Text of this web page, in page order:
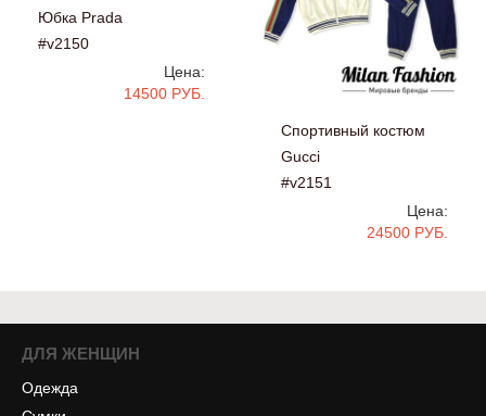
Юбка Prada
#v2150
Цена:
14500 РУБ.
Спортивный костюм
Gucci
#v2151
Цена:
24500 РУБ.
ДЛЯ ЖЕНЩИН
Одежда